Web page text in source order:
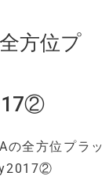
方位プ
の全方位プラッ